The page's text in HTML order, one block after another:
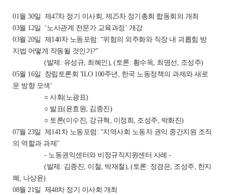
01월 30일 제47차 정기 이사회, 제25차 정기총회 합동회의 개최
03월 12일 ‘노사관계 전문가 교육과정’ 개강
03월 20일 제140차 노동포럼: “위험의 외주화와 직장 내 괴롭힘 방
지법 어떻게 작동될 것인가?”
(발제: 유성규, 최혜인), (토론: 황수옥, 최명선, 조성주)
05월 16일 창립토론회 'ILO 100주년, 한국 노동정책의 과제와 새로
운 방향 모색’
○ 사회(노광표)
○ 발표(윤효원, 김종진)
○ 토론(이수진, 강규혁, 이정희, 조성주, 박화진)
07월 23일 제141차 노동포럼: "지역사회 노동자 권익 중간지원 조직
의 역할과 과제"
- 노동권익센터와 비정규직지원센터 사례 -
(발제: 김종진, 이철, 박재철), (토론: 정경은, 조성주, 한지
혜, 나상윤)
08월 21일 제48차 정기 이사회 개최